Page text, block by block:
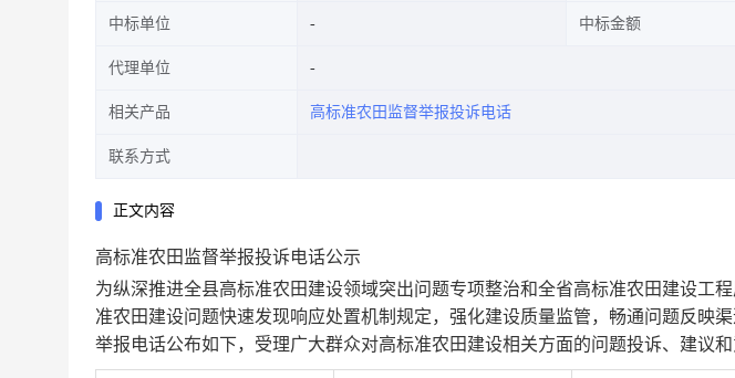
中标单位 中标金额
代理单位
相关产品 高标准农田监督举报投诉电话
联系方式
正文内容
高标准农田监督举报投诉电话公示
为纵深推进全县高标准农田建设领域突出问题专项整治和全省高标准农田建设工
准农田建设问题快速发现响应处置机制规定，强化建设质量监管，畅通问题反映
举报电话公布如下，受理广大群众对高标准农田建设相关方面的问题投诉、建议和